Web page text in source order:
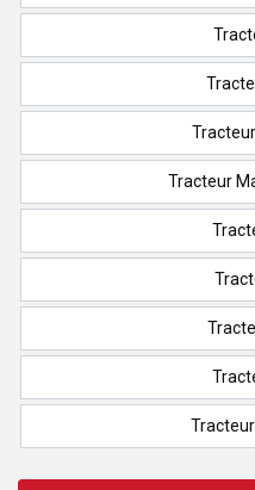
Tracteur